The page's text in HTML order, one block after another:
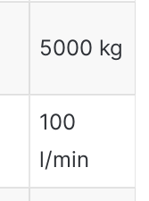
5000 kg
100
l/min